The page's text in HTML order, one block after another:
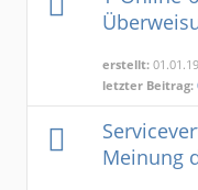
erstellt:
letzter Beitrag:
Meinung